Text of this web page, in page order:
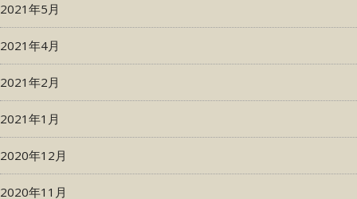
2021年5月
2021年4月
2021年2月
2021年1月
2020年12月
2020年11月